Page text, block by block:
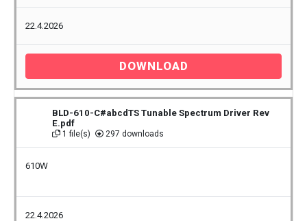
22.4.2026
DOWNLOAD
BLD-610-C#abcdTS Tunable Spectrum Driver Rev
E.pdf
1 file(s) 297 downloads
610W
22.4.2026